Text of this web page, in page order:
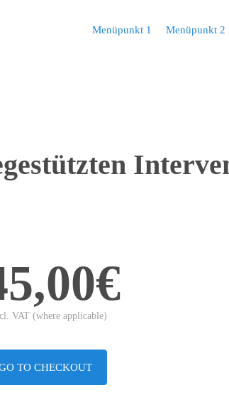
Menüpunkt 1 Menüpunkt 2
VAT (where applicable)
TO CHECKOUT